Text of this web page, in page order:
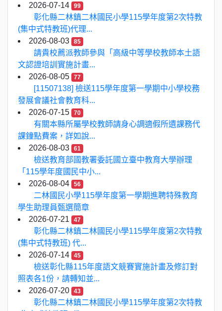
2026-07-14
99
彰化縣二林鎮二林國民小學115學年度第2次特教
(集中式特教班)代理...
2026-08-03
85
請貴校薦派教師參與「高級中等學校教師本土語
文認證培訓實施計畫...
2026-08-05
77
[11507138] 檢送115學年度第一學期中小學校務
發展會議社會教育科...
2026-07-15
70
有關本縣所屬學校教師請身心調適假所遺課務代
課鐘點費案，詳如說...
2026-08-03
61
檢送教育部國教署委託國立臺中教育大學辦理
「115學年度國民中小...
2026-08-04
56
二林國民小學115學年度第一學期進聘特殊教育
學生助理員甄選簡章
2026-07-21
47
彰化縣二林鎮二林國民小學115學年度第2次特教
(集中式特教班) 代...
2026-07-14
45
檢送彰化縣115年度語文競賽實施計畫及修訂對
照表各1份，請轉知並...
2026-07-20
43
彰化縣二林鎮二林國民小學115學年度第2次特教